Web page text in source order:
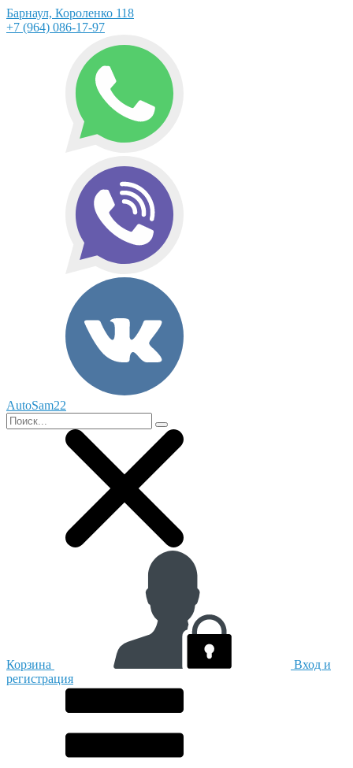
Барнаул, Короленко 118
+7 (964) 086-17-97
AutoSam22
Корзина
Вход и
регистрация